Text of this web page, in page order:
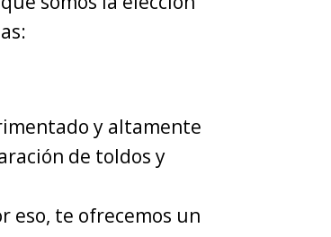
y altamente
de toldos y
eso, te ofrecemos un